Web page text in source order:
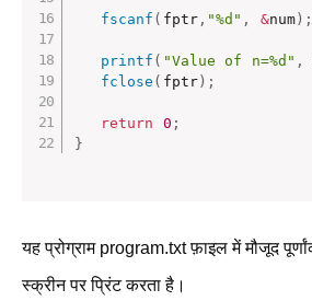
fscanf ( fptr, "%d" , &num ) ;
printf ( "Value of n=%d" ,
fclose ( fptr) ;
return 0 ;
}
यह प्रोग्राम program.txt फ़ाइल में मौजूद
स्क्रीन पर प्रिंट करता है।